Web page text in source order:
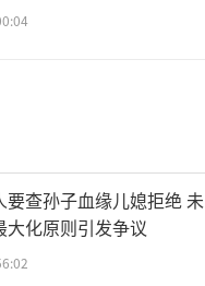
要查孙子血缘儿媳拒绝 未
大化原则引发争议